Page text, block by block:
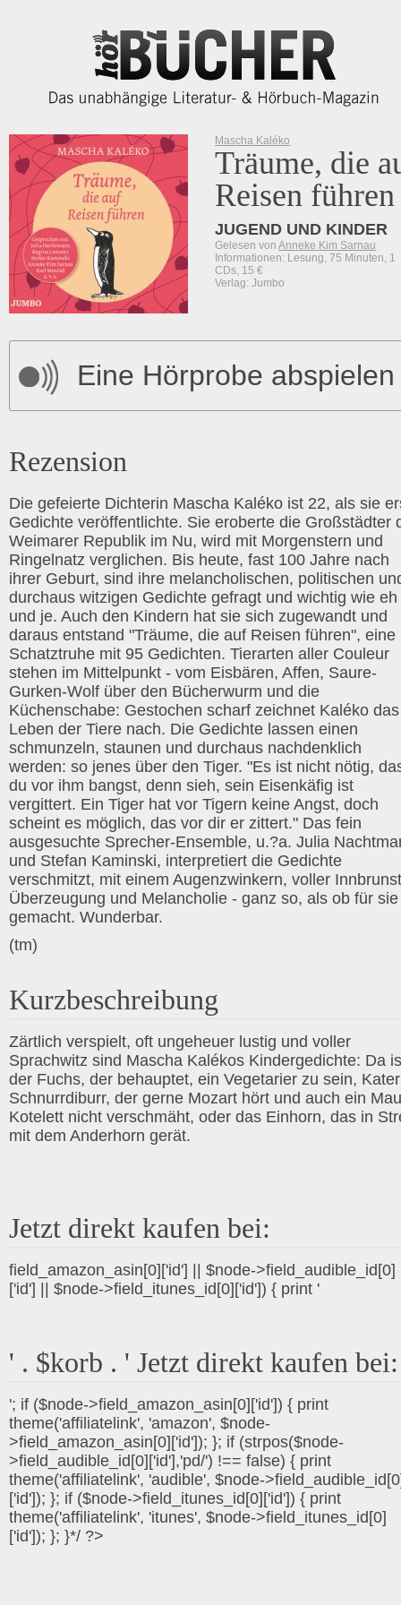
Mascha Kaléko
Träume, die
Reisen führen
JUGEND UND KINDER
Gelesen von Anneke Kim Sarnau
Informationen: Lesung, 75 Minuten, 1
CDs, 15 €
Verlag: Jumbo
Eine Hörprobe abspielen
Rezension
Die gefeierte Dichterin Mascha Kaléko ist 22, als sie
Gedichte veröffentlichte. Sie eroberte die Großstädter
Weimarer Republik im Nu, wird mit Morgenstern und
Ringelnatz verglichen. Bis heute, fast 100 Jahre nach
ihrer Geburt, sind ihre melancholischen, politischen
durchaus witzigen Gedichte gefragt und wichtig wie eh
und je. Auch den Kindern hat sie sich zugewandt und
daraus entstand "Träume, die auf Reisen führen", eine
Schatztruhe mit 95 Gedichten. Tierarten aller Couleur
stehen im Mittelpunkt - vom Eisbären, Affen, Saure-
Gurken-Wolf über den Bücherwurm und die
Küchenschabe: Gestochen scharf zeichnet Kaléko das
Leben der Tiere nach. Die Gedichte lassen einen
schmunzeln, staunen und durchaus nachdenklich
werden: so jenes über den Tiger. "Es ist nicht nötig,
du vor ihm bangst, denn sieh, sein Eisenkäfig ist
vergittert. Ein Tiger hat vor Tigern keine Angst, doch
scheint es möglich, das vor dir er zittert." Das fein
ausgesuchte Sprecher-Ensemble, u.?a. Julia
und Stefan Kaminski, interpretiert die Gedichte
verschmitzt, mit einem Augenzwinkern, voller
Überzeugung und Melancholie - ganz so, als ob für sie
gemacht. Wunderbar.
(tm)
Kurzbeschreibung
Zärtlich verspielt, oft ungeheuer lustig und voller
Sprachwitz sind Mascha Kalékos Kindergedichte: Da
der Fuchs, der behauptet, ein Vegetarier zu sein, Kater
Schnurrdiburr, der gerne Mozart hört und auch ein
Kotelett nicht verschmäht, oder das Einhorn, das in
mit dem Anderhorn gerät.
Jetzt direkt kaufen bei:
field_amazon_asin[0]['id'] || $node->field_audible_id[0]
['id'] || $node->field_itunes_id[0]['id']) { print '
' . $korb . ' Jetzt direkt kaufen bei:
'; if ($node->field_amazon_asin[0]['id']) { print
theme('affiliatelink', 'amazon', $node-
>field_amazon_asin[0]['id']); }; if (strpos($node-
>field_audible_id[0]['id'],'pd/') !== false) { print
theme('affiliatelink', 'audible', $node-
['id']); }; if ($node->field_itunes_id[0]['id']) { print
theme('affiliatelink', 'itunes', $node->field_itunes_id[0]
['id']); }; }*/ ?>